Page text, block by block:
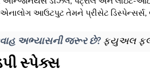
આઉટપુટ તેમને પ્રીસેટ ડિસ્પેન્સર્સ,
અભ્યાસની જરૂર છે? ફ્યુઅલ ફ્લો
સ્પેક્સ